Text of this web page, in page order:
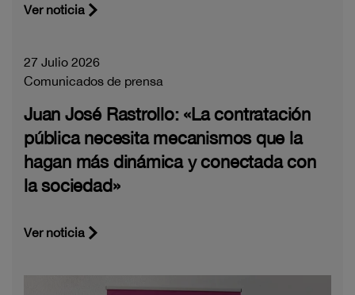
Ver noticia
27 Julio 2026
Comunicados de prensa
Juan José Rastrollo: «La contratación
pública necesita mecanismos que la
hagan más dinámica y conectada con
la sociedad»
Ver noticia